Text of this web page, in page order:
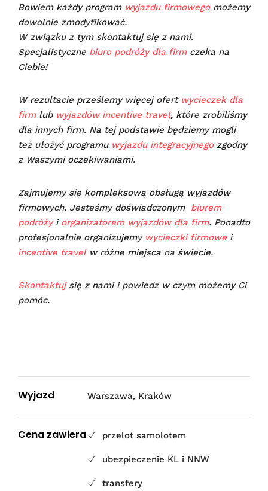
Bowiem każdy program wyjazdu firmowegomożemy
dowolnie zmodyfikować.
W związku z tym skontaktuj się z nami.
Specjalistyczne biuro podróży dla firmczeka na
Ciebie!
W rezultacie prześlemy więcej ofert wycieczek dla
firmlub wyjazdów incentive travel, które zrobiliśmy
dla innych firm. Na tej podstawie będziemy mogli
też ułożyć programu wyjazdu integracyjnegozgodny
z Waszymi oczekiwaniami.
Zajmujemy się kompleksową obsługą wyjazdów
firmowych. Jesteśmy doświadczonym biurem
podróżyi organizatorem wyjazdów dla firm. Ponadto
profesjonalnie organizujemy wycieczki firmowe i
incentive travelw różne miejsca na świecie.
Skontaktujsię z nami i powiedz w czym możemy Ci
pomóc.
Wyjazd Warszawa, Kraków
Cena zawiera przelot samolotem
ubezpieczenie KL i NNW
transfery